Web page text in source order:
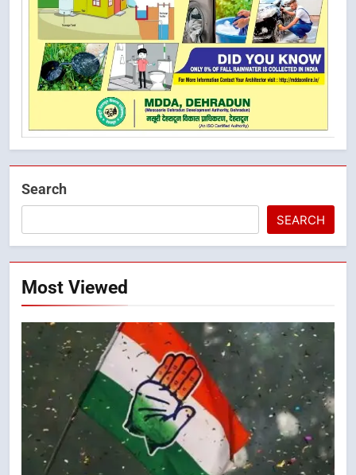
Search
SEARCH
Most Viewed
भारी से बहुत भारी वर्षा की चेतावनी के बीच